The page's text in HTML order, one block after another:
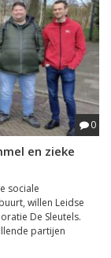
0
en zieke
sociale
willen Leidse
De Sleutels.
partijen